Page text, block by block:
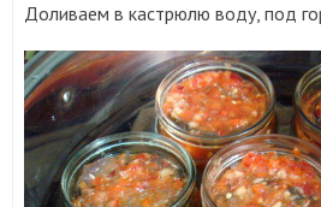
Доливаем в кастрюлю воду, под